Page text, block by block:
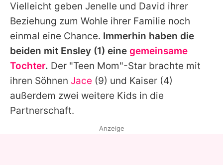
Vielleicht geben Jenelle und David ihrer
Beziehung zum Wohle ihrer Familie noch
einmal eine Chance. Immerhin haben die
beiden mit Ensley (1) eine gemeinsame
Tochter. Der "Teen Mom"-Star brachte mit
ihren Söhnen Jace (9) und Kaiser (4)
außerdem zwei weitere Kids in die
Partnerschaft.
Anzeige